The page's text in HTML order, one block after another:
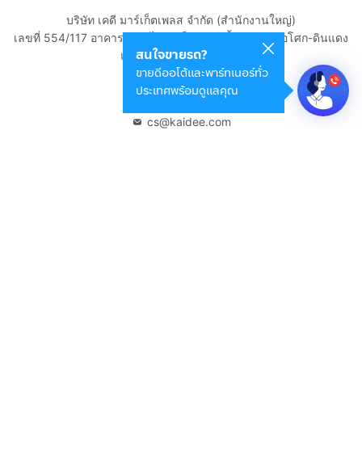
สนใจขายรถ?
ขายดีออโต้และพาร์ทเนอร์ทั่ว
ประเทศพร้อมดูแลคุณ
บริษัท เคดี มาร์เก็ตเพลส จำกัด (สำนักงานใหญ่)
เลขที่ 554/117 อาคารสกายไนน์ เซ็นเตอร์ ชั้น 22 ถนนอโศก-ดินแดง
แขวงดินแดง เขตดินแดง
กรุงเทพมหานคร 10400
cs@kaidee.com